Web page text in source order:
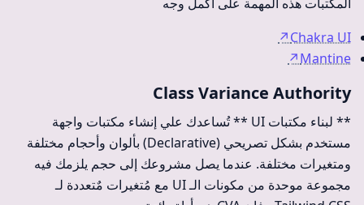
Chakra UI
↗
Mantine
↗
Class Variance Authority
** لبناء مكتبات UI ** تُساعدك علي إنشاء مكتبات واجهة
مستخدم بشكل تصريحي (Declarative) بألوان وأحجام مختلفة
ومتغيرات مختلفة. عندما يصل مشروعك إلى حجم يلزمك فيه
مجموعة موحدة من مكونات الـ UI مع مُتغيرات مٌتعددة لـ